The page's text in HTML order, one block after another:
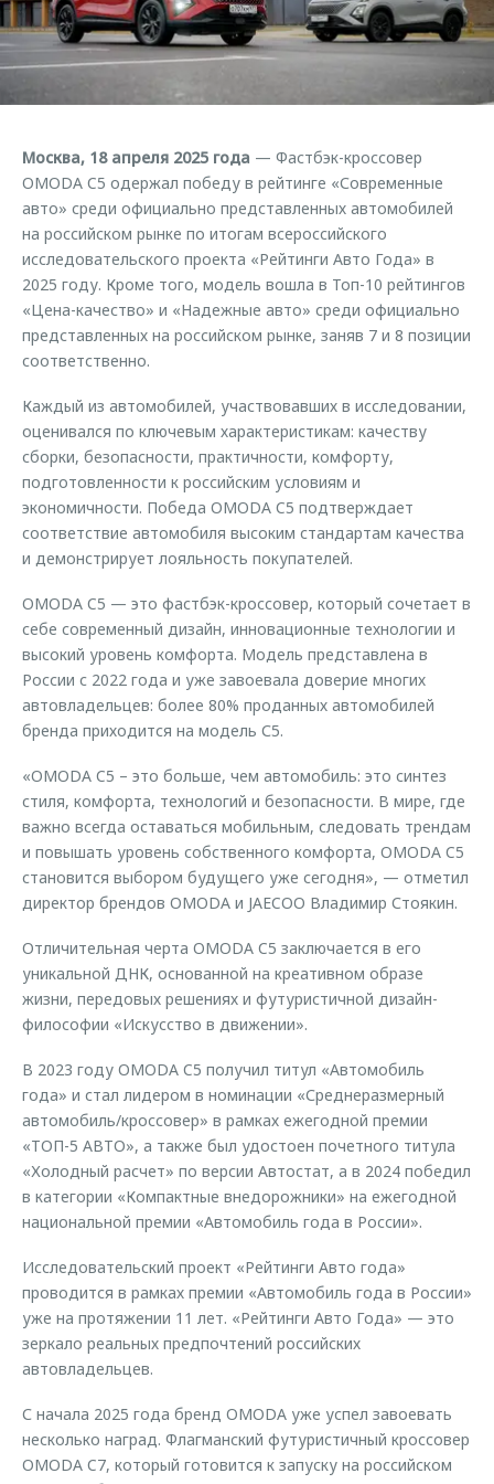
Страхование
Кредитный калькулятор
Оригинальные аксессуары
Запчасти
Трейд-ин
Калькулятор трейд-ин
Клиентская поддержка
O&J Автоклуб
Клуб владельцев OMODA
Аксессуары
Одежда и сувениры
Оригинальные аксессуары
Запчасти
Обратная связь
Москва, 18 апреля 2025 года — Фастбэк-кроссовер
OMODA C5 одержал победу в рейтинге «Современные
авто» среди официально представленных автомобилей
на российском рынке по итогам всероссийского
исследовательского проекта «Рейтинги Авто Года» в
2025 году. Кроме того, модель вошла в Топ-10 рейтингов
«Цена-качество» и «Надежные авто» среди официально
представленных на российском рынке, заняв 7 и 8 позиции
соответственно.
Каждый из автомобилей, участвовавших в исследовании,
оценивался по ключевым характеристикам: качеству
сборки, безопасности, практичности, комфорту,
подготовленности к российским условиям и
экономичности. Победа OMODA C5 подтверждает
соответствие автомобиля высоким стандартам качества
и демонстрирует лояльность покупателей.
OMODA C5 — это фастбэк-кроссовер, который сочетает в
себе современный дизайн, инновационные технологии и
высокий уровень комфорта. Модель представлена в
России с 2022 года и уже завоевала доверие многих
автовладельцев: более 80% проданных автомобилей
бренда приходится на модель С5.
«OMODA C5 – это больше, чем автомобиль: это синтез
стиля, комфорта, технологий и безопасности. В мире, где
важно всегда оставаться мобильным, следовать трендам
и повышать уровень собственного комфорта, OMODA C5
становится выбором будущего уже сегодня», — отметил
директор брендов OMODA и JAECOO Владимир Стоякин.
Отличительная черта OMODA C5 заключается в его
уникальной ДНК, основанной на креативном образе
жизни, передовых решениях и футуристичной дизайн-
философии «Искусство в движении».
В 2023 году OMODA C5 получил титул «Автомобиль
года» и стал лидером в номинации «Среднеразмерный
автомобиль/кроссовер» в рамках ежегодной премии
«ТОП-5 АВТО», а также был удостоен почетного титула
«Холодный расчет» по версии Автостат, а в 2024 победил
в категории «Компактные внедорожники» на ежегодной
национальной премии «Автомобиль года в России».
Исследовательский проект «Рейтинги Авто года»
проводится в рамках премии «Автомобиль года в России»
уже на протяжении 11 лет. «Рейтинги Авто Года» — это
зеркало реальных предпочтений российских
автовладельцев.
С начала 2025 года бренд OMODA уже успел завоевать
несколько наград. Флагманский футуристичный кроссовер
OMODA C7, который готовится к запуску на российском